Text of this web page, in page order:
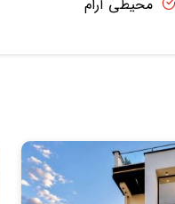
محیطی آرام